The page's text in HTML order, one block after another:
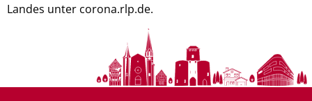
Landes unter corona.rlp.de.